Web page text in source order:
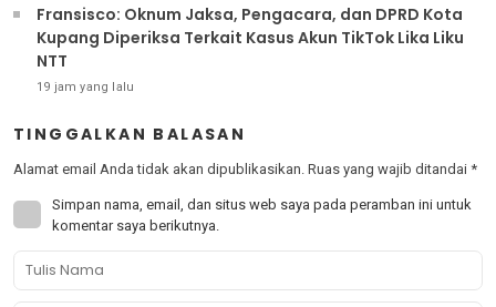
Fransisco: Oknum Jaksa, Pengacara, dan DPRD Kota
Kupang Diperiksa Terkait Kasus Akun TikTok Lika Liku
NTT
19 jam yang lalu
TINGGALKAN BALASAN
Alamat email Anda tidak akan dipublikasikan. Ruas yang wajib ditandai *
Simpan nama, email, dan situs web saya pada peramban ini untuk
komentar saya berikutnya.